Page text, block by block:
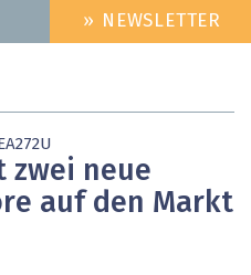
HEADER
MENU
» NEWSLETTER
zwei neue
auf den Markt